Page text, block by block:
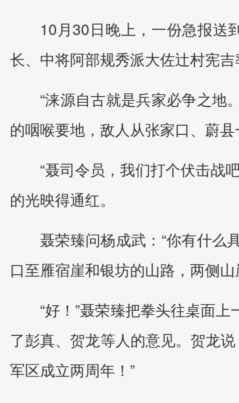
10月30日晚上，一份急报送
长、中将阿部规秀派大佐辻村宪吉
“涞源自古就是兵家必争之地
的咽喉要地，敌人从张家口、蔚
“聂司令员，我们打个伏击战
的光映得通红。
聂荣臻问杨成武：“你有什么
口至雁宿崖和银坊的山路，两侧
“好！”聂荣臻把拳头往桌面
了彭真、贺龙等人的意见。贺龙
军区成立两周年！”